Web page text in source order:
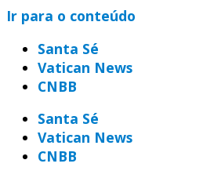
Ir para o conteúdo
Santa Sé
Vatican News
CNBB
Santa Sé
Vatican News
CNBB